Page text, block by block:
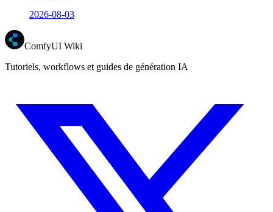
2026-08-03
ComfyUI Wiki
Tutoriels, workflows et guides de génération IA